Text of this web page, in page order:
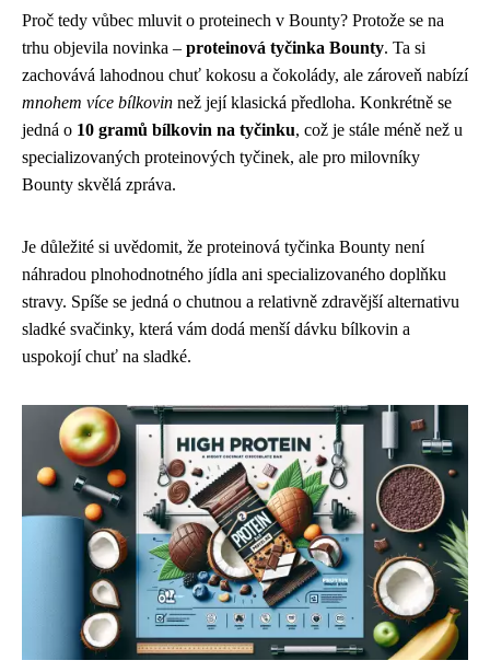
Proč tedy vůbec mluvit o proteinech v Bounty? Protože se na
trhu objevila novinka – proteinová tyčinka Bounty. Ta si
zachovává lahodnou chuť kokosu a čokolády, ale zároveň nabízí
mnohem více bílkovin než její klasická předloha. Konkrétně se
jedná o 10 gramů bílkovin na tyčinku, což je stále méně než u
specializovaných proteinových tyčinek, ale pro milovníky
Bounty skvělá zpráva.
Je důležité si uvědomit, že proteinová tyčinka Bounty není
náhradou plnohodnotného jídla ani specializovaného doplňku
stravy. Spíše se jedná o chutnou a relativně zdravější alternativu
sladké svačinky, která vám dodá menší dávku bílkovin a
uspokojí chuť na sladké.